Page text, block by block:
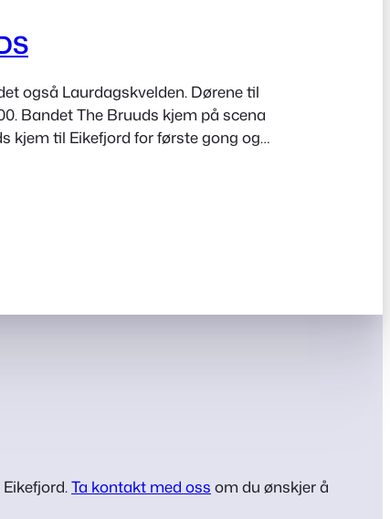
også Laurdagskvelden. Dørene til
Bandet The Bruuds kjem på scena
kjem til Eikefjord for første gong og
til seint ut i nattestimene.
Ta kontakt med oss om du ønskjer å